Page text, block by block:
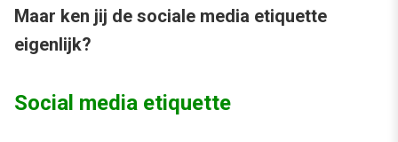
Maar ken jij de sociale media etiquette
eigenlijk?
Social media etiquette